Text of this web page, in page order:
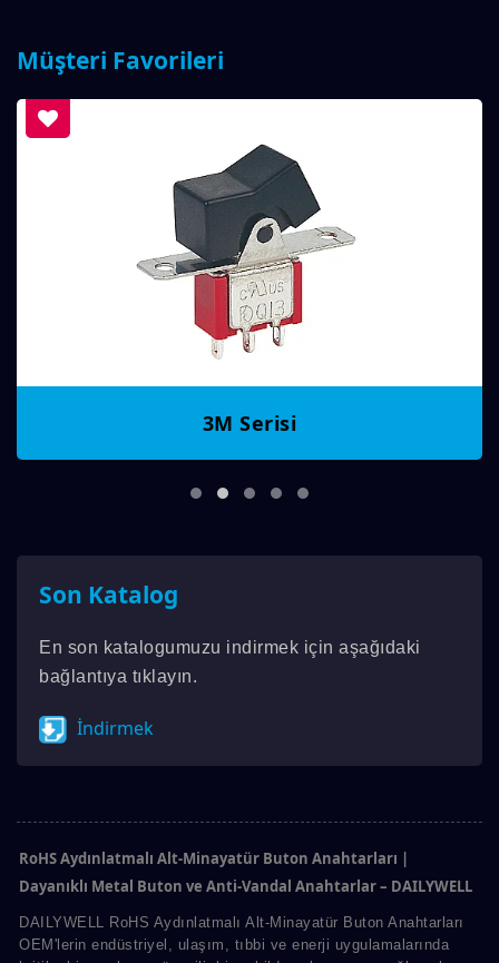
Müşteri Favorileri
3M Serisi
Son Katalog
En son katalogumuzu indirmek için aşağıdaki
bağlantıya tıklayın.
İndirmek
RoHS Aydınlatmalı Alt-Minayatür Buton Anahtarları |
Dayanıklı Metal Buton ve Anti-Vandal Anahtarlar – DAILYWELL
DAILYWELL RoHS Aydınlatmalı Alt-Minayatür Buton Anahtarları
OEM'lerin endüstriyel, ulaşım, tıbbi ve enerji uygulamalarında